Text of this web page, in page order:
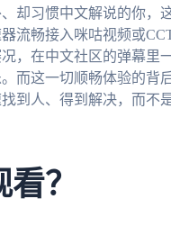
却习惯中文解说的你，
流畅接入咪咕视频或
，在中文社区的弹幕里
而这一切顺畅体验的背
到人、得到解决，而不
？